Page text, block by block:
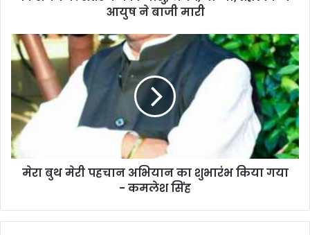
आयुष ने बाजी मारी
मेरा बुथ मेरी पहचान अभियान का शुभारंभ किया गया
- कमलेश सिंह